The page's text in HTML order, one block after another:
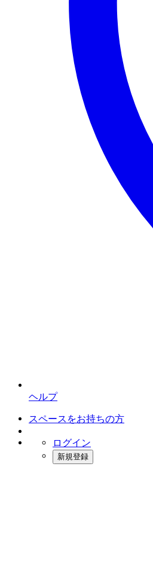
ヘルプ
スペースをお持ちの方
ログイン
新規登録